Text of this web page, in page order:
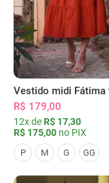
R$ 179,00
12x de R$ 17,30
R$ 175,00 no PIX
P M G GG